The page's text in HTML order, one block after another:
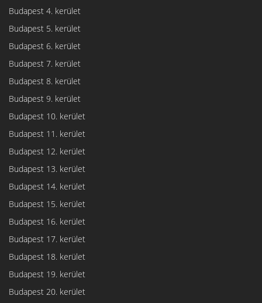
Budapest 4. kerület
Budapest 5. kerület
Budapest 6. kerület
Budapest 7. kerület
Budapest 8. kerület
Budapest 9. kerület
Budapest 10. kerület
Budapest 11. kerület
Budapest 12. kerület
Budapest 13. kerület
Budapest 14. kerület
Budapest 15. kerület
Budapest 16. kerület
Budapest 17. kerület
Budapest 18. kerület
Budapest 19. kerület
Budapest 20. kerület